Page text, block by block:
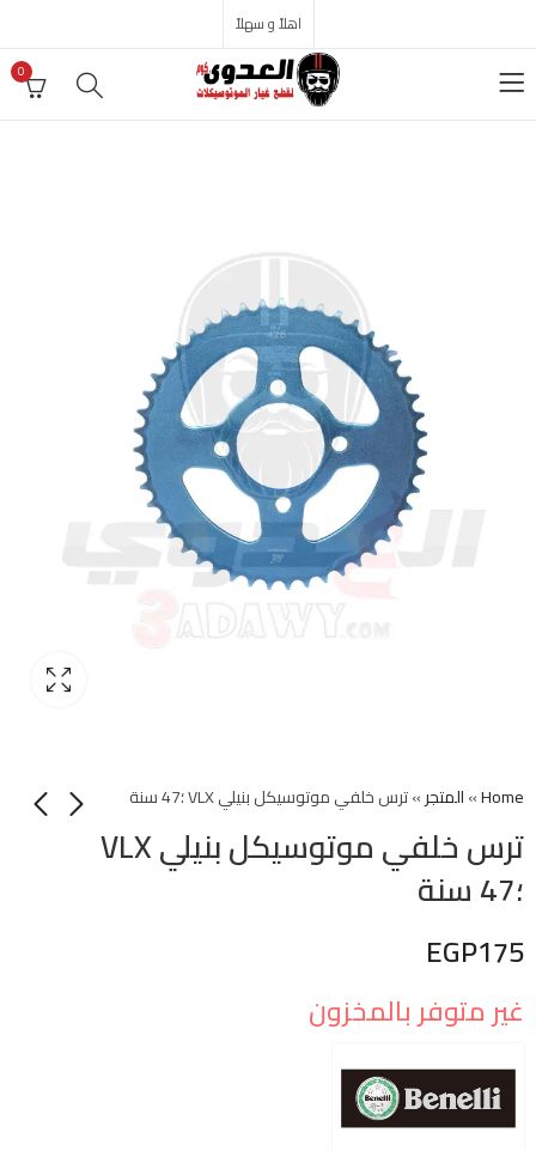
اهلاً و سهلاً
0
Home
»المتجر»ترس خلفي موتوسيكل بنيلي VLX ؛47 سنة
ترس خلفي موتوسيكل بنيلي VLX
؛47 سنة
EGP175
غير متوفر بالمخزون